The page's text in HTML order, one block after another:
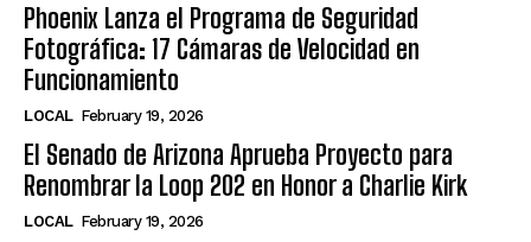
Phoenix Lanza el Programa de Seguridad
Fotográfica: 17 Cámaras de Velocidad en
Funcionamiento
LOCAL February 19, 2026
El Senado de Arizona Aprueba Proyecto para
Renombrar la Loop 202 en Honor a Charlie Kirk
LOCAL February 19, 2026